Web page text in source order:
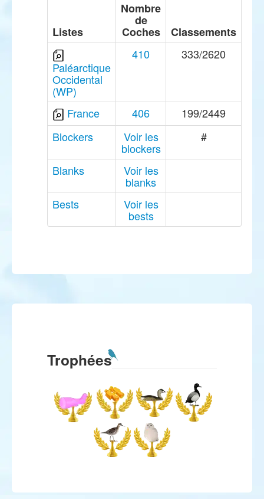
Listes
Nombre
de
Coches Classements
Paléarctique
Occidental
(WP)
410 333/2620
France 406
199/2449
Blockers
Voir les
blockers
#
Blanks Voir les
blanks
Bests
Voir les
bests
Trophées